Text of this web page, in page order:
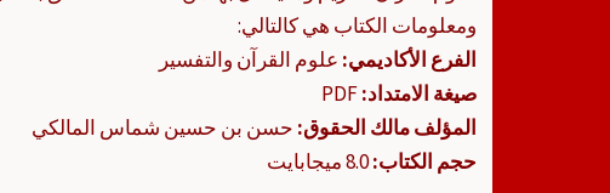
ومعلومات الكتاب هي كالتالي:
الفرع الأكاديمي: علوم القرآن والتفسير
صيغة الامتداد:
المؤلف مالك الحقوق: حسن بن حسين شماس المالكي
حجم الكتاب:8.0 ميجابايت